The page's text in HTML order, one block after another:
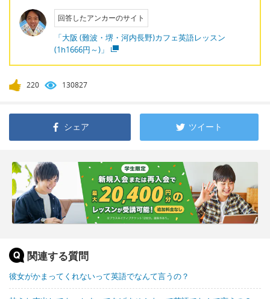
回答したアンカーのサイト
「大阪 (難波・堺・河内長野)カフェ英語レッスン
(1h1666円～)」
220 130827
シェア ツイート
関連する質問
彼女がかまってくれないって英語でなんて言うの？